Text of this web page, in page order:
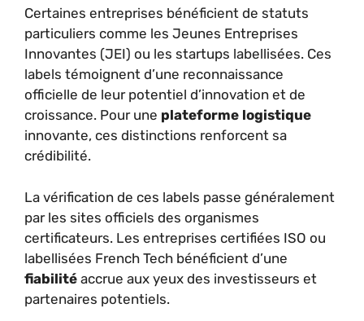
Certaines entreprises bénéficient de statuts
particuliers comme les Jeunes Entreprises
Innovantes (JEI) ou les startups labellisées. Ces
labels témoignent d’une reconnaissance
officielle de leur potentiel d’innovation et de
croissance. Pour une plateforme logistique
innovante, ces distinctions renforcent sa
crédibilité.
La vérification de ces labels passe généralement
par les sites officiels des organismes
certificateurs. Les entreprises certifiées ISO ou
labellisées French Tech bénéficient d’une
fiabilité accrue aux yeux des investisseurs et
partenaires potentiels.